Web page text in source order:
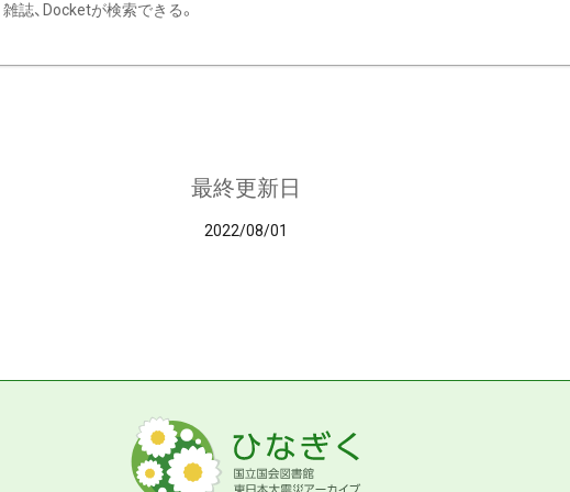
雑誌、Docketが検索できる。
最終更新日
2022/08/01